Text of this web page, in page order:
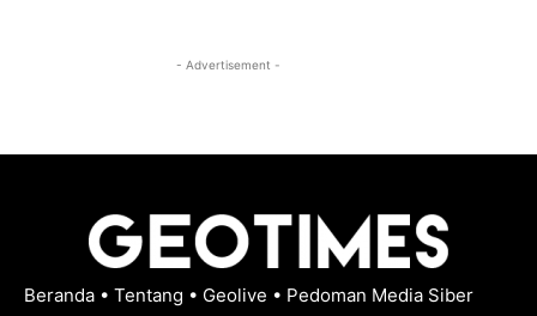
- Advertisement -
Beranda • Tentang • Geolive • Pedoman Media Siber